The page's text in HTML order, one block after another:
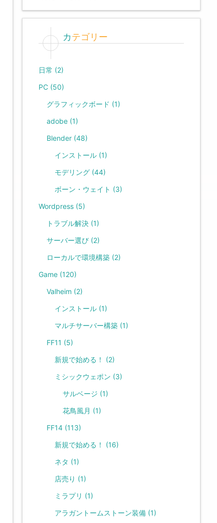
カテゴリー
日常 (2)
PC (50)
グラフィックボード (1)
adobe (1)
Blender (48)
インストール (1)
モデリング (44)
ボーン・ウェイト (3)
Wordpress (5)
トラブル解決 (1)
サーバー選び (2)
ローカルで環境構築 (2)
Game (120)
Valheim (2)
インストール (1)
マルチサーバー構築 (1)
FF11 (5)
新規で始める！ (2)
ミシックウェポン (3)
サルベージ (1)
花鳥風月 (1)
FF14 (113)
新規で始める！ (16)
ネタ (1)
店売り (1)
ミラプリ (1)
アラガントームストーン装備 (1)